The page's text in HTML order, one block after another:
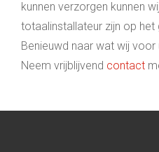
kunnen verzorgen kunnen
totaalinstallateur zijn op
Benieuwd naar wat wij voor
Neem vrijblijvend contact